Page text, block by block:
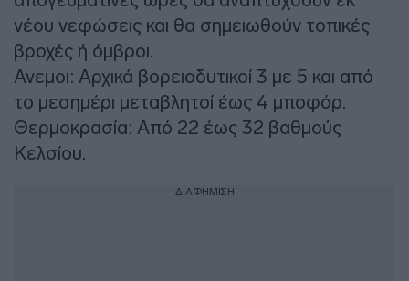
νέου νεφώσεις και θα σημειωθούν τοπικές
βροχές ή όμβροι.
Ανεμοι: Αρχικά βορειοδυτικοί 3 με 5 και από
το μεσημέρι μεταβλητοί έως 4 μποφόρ.
Θερμοκρασία: Από 22 έως 32 βαθμούς
Κελσίου.
ΔΙΑΦΗΜΙΣΗ